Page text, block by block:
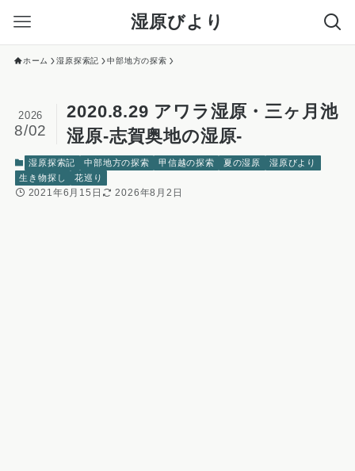
湿原びより
ホーム 湿原探索記 中部地方の探索
2020.8.29 アワラ湿原・三ヶ月池
湿原-志賀奥地の湿原-
2026
8/02
湿原探索記 中部地方の探索 甲信越の探索 夏の湿原
湿原びより
生き物探し
花巡り
2021年6月15日 2026年8月2日